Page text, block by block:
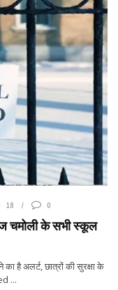
18 0
चमोली के सभी स्कूल
है अलर्ट, छात्रों की सुरक्षा के
...